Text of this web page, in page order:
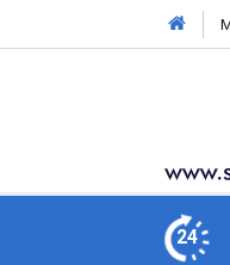
24
şahıslara idari para